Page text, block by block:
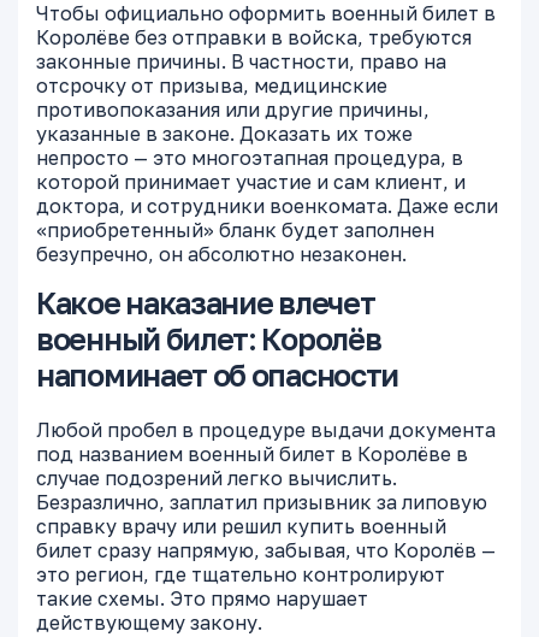
Чтобы официально оформить военный билет в
Королёве без отправки в войска, требуются
законные причины. В частности, право на
отсрочку от призыва, медицинские
противопоказания или другие причины,
указанные в законе. Доказать их тоже
непросто — это многоэтапная процедура, в
которой принимает участие и сам клиент, и
доктора, и сотрудники военкомата. Даже если
«приобретенный» бланк будет заполнен
безупречно, он абсолютно незаконен.
Какое наказание влечет
военный билет: Королёв
напоминает об опасности
Любой пробел в процедуре выдачи документа
под названием военный билет в Королёве в
случае подозрений легко вычислить.
Безразлично, заплатил призывник за липовую
справку врачу или решил купить военный
билет сразу напрямую, забывая, что Королёв —
это регион, где тщательно контролируют
такие схемы. Это прямо нарушает
действующему закону.